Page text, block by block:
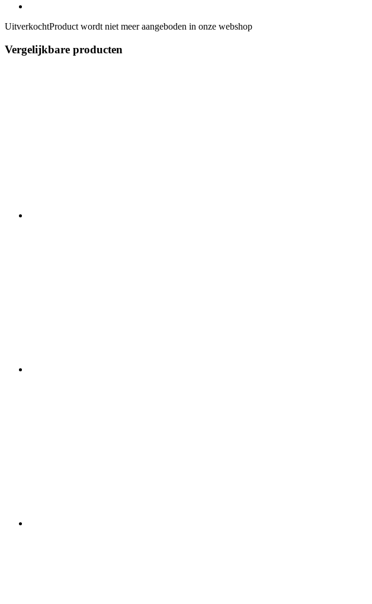
UitverkochtProduct wordt niet meer aangeboden in onze webshop
Vergelijkbare producten